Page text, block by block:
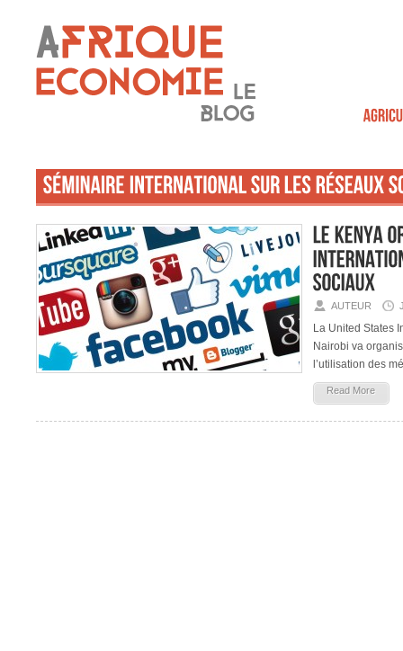
AUTEUR
La United States
Nairobi va
l’utilisation des
Read More